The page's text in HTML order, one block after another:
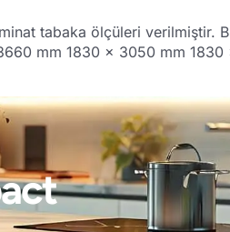
tabaka ölçüleri verilmiştir.
mm 1830 x 3050 mm